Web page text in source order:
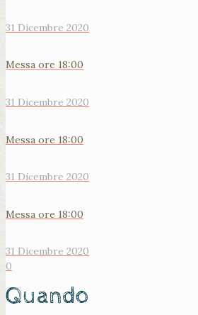
31 Dicembre 2020
Messa ore 18:00
31 Dicembre 2020
Messa ore 18:00
31 Dicembre 2020
Messa ore 18:00
31 Dicembre 2020
0
Quando